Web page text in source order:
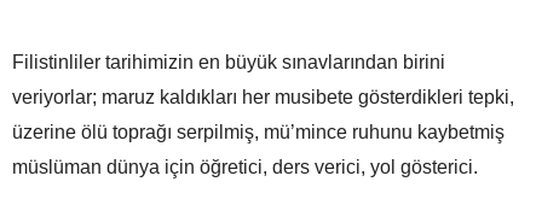
Filistinliler tarihimizin en büyük sınavlarından birini
veriyorlar; maruz kaldıkları her musibete gösterdikleri tepki,
üzerine ölü toprağı serpilmiş, mü’mince ruhunu kaybetmiş
müslüman dünya için öğretici, ders verici, yol gösterici.